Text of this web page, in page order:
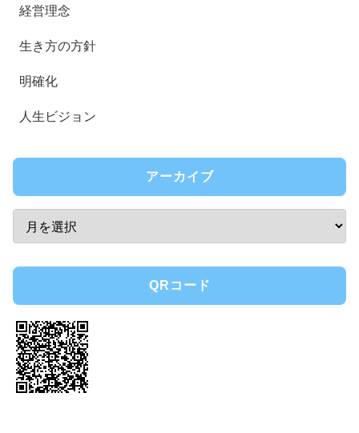
経営理念
生き方の方針
明確化
人生ビジョン
アーカイブ
QRコード